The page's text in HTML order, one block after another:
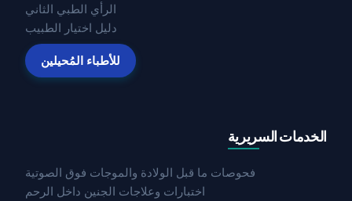
الرأي الطبي الثاني
دليل اختيار الطبيب
للأطباء المُحيلين
الخدمات السريرية
فحوصات ما قبل الولادة والموجات فوق الصوتية
اختبارات وعلاجات الجنين داخل الرحم